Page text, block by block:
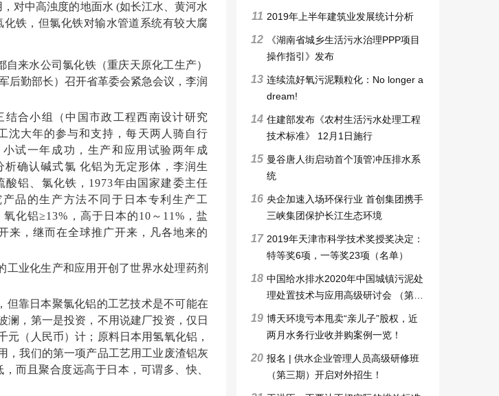
对中高浊度的地面水 (如长江水、黄河水
铁，但氯化铁对输水管道系统有较大腐
来水公司氯化铁（重庆天原化工生产）
后勤部长）召开省革委会紧急会议，李润
结合小组（ 中国市政工程西南设计研究
沈大年的参与和支持，每天两人骑自行
试一年成功，生产和应用试验两年成
确认碱式氯 化铝为无定形体，李润生
铝、氯化铁，1973年由国家建委主任
品的生产方法不同于日本专利生产工
化铝≥13%，高于日本的10～11%，盐
来，继而在全球推广开来，凡各地来的
业化生产和应用开创了世界水处理药剂
但靠日本聚氯化铝的工艺技术是不可能在
，第一是投资，不用说建厂投资，仅日
（人民币）计；原料日本用氢氧化铝，
，我们的第一项产品工艺用工业废渣铝灰
而且聚合度远高于日本，可谓多、快、
11 2019年上半年建筑业发展统计分析
12
《湖南省城乡生活污水治理PPP项目
操作指引》发布
13 连续流好氧污泥颗粒化：No longer a
dream!
14 住建部发布《农村生活污水处理工程
技术标准》 12月1日施行
15 曼谷唐人街启动首个顶管冲压排水系
统
16 央企加速入场环保行业 首创集团携手
三峡集团保护长江生态环境
17 2019年天津市科学技术奖授奖决定：
特等奖6项，一等奖23项（名单）
18 中国给水排水2020年中国城镇污泥处
理处置技术与应用高级研讨会 （第十
一届）邀请函暨征稿启事
19 博天环境亏本甩卖“亲儿子”股权，近
两月水务行业收并购案例一览！
20 报名 | 供水企业管理人员高级研修班
（第三期）开启对外招生！